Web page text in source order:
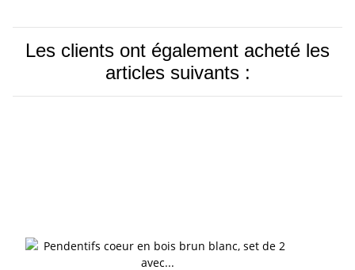
Les clients ont également acheté les
articles suivants :